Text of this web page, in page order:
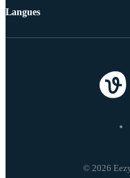
© 2026
Langues